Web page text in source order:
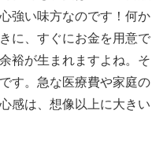
強い味方なのです！何か
に、すぐにお金を用意で
裕が生まれますよね。そ
す。急な医療費や家庭の
感は、想像以上に大きい